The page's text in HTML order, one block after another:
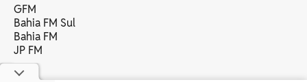
GFM
Bahia FM Sul
Bahia FM
JP FM